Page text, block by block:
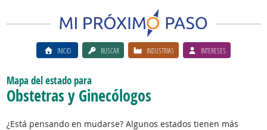
INICIO BUSCAR INDUSTRIAS INTERESES
Mapa del estado para
Obstetras y Ginecólogos
¿Está pensando en mudarse? Algunos estados tienen más